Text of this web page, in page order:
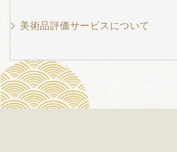
美術品評価サービスについて